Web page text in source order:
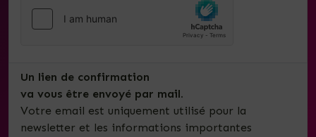
Un lien de confirmation
va vous être envoyé par mail.
Votre email est uniquement utilisé pour la
newsletter et les informations importantes